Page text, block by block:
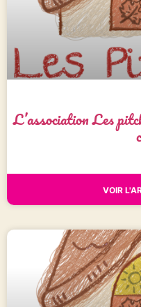
L’association Les
VOIR